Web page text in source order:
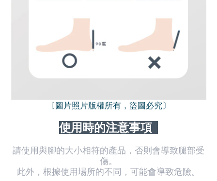
〔圖片照片版權所有，盜圖必究〕
使用時的注意事項
請使用與腳的大小相符的產品，否則會導致腿部受
傷。
此外，根據使用場所的不同，可能會導致危險。